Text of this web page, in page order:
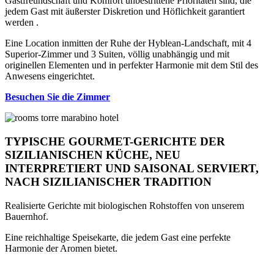
jedem Gast mit äußerster Diskretion und Höflichkeit garantiert
werden .
Eine Location inmitten der Ruhe der Hyblean-Landschaft, mit 4
Superior-Zimmer und 3 Suiten, völlig unabhängig und mit
originellen Elementen und in perfekter Harmonie mit dem Stil des
Anwesens eingerichtet.
Besuchen Sie die Zimmer
TYPISCHE GOURMET-GERICHTE DER
SIZILIANISCHEN KÜCHE, NEU
INTERPRETIERT UND SAISONAL SERVIERT,
NACH SIZILIANISCHER TRADITION
Realisierte Gerichte mit biologischen Rohstoffen von unserem
Bauernhof.
Eine reichhaltige Speisekarte, die jedem Gast eine perfekte
Harmonie der Aromen bietet.